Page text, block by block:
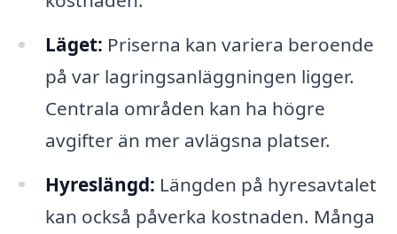
Läget: Priserna kan variera beroende
på var lagringsanläggningen ligger.
Centrala områden kan ha högre
avgifter än mer avlägsna platser.
Hyreslängd: Längden på hyresavtalet
kan också påverka kostnaden. Många